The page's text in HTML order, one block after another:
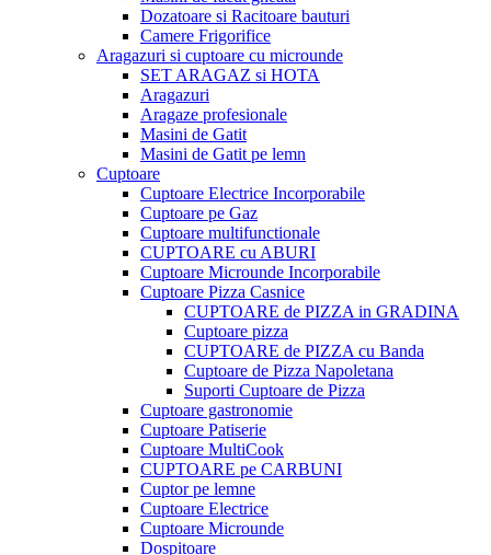
Dozatoare si Racitoare bauturi
Camere Frigorifice
Aragazuri si cuptoare cu microunde
SET ARAGAZ si HOTA
Aragazuri
Aragaze profesionale
Masini de Gatit
Masini de Gatit pe lemn
Cuptoare
Cuptoare Electrice Incorporabile
Cuptoare pe Gaz
Cuptoare multifunctionale
CUPTOARE cu ABURI
Cuptoare Microunde Incorporabile
Cuptoare Pizza Casnice
CUPTOARE de PIZZA in GRADINA
Cuptoare pizza
CUPTOARE de PIZZA cu Banda
Cuptoare de Pizza Napoletana
Suporti Cuptoare de Pizza
Cuptoare gastronomie
Cuptoare Patiserie
Cuptoare MultiCook
CUPTOARE pe CARBUNI
Cuptor pe lemne
Cuptoare Electrice
Cuptoare Microunde
Dospitoare